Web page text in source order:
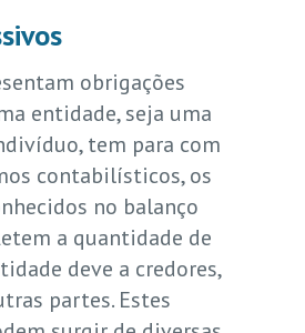
obrigações
entidade, seja uma
tem para com
contabilísticos, os
no balanço
a quantidade de
deve a credores,
partes. Estes